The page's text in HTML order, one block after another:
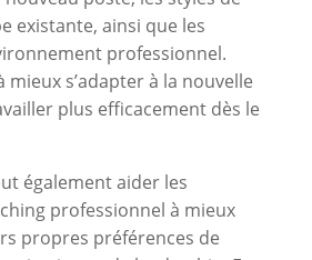
existante, ainsi que les
professionnel.
mieux s’adapter à la nouvelle
plus efficacement dès le
également aider les
professionnel à mieux
propres préférences de